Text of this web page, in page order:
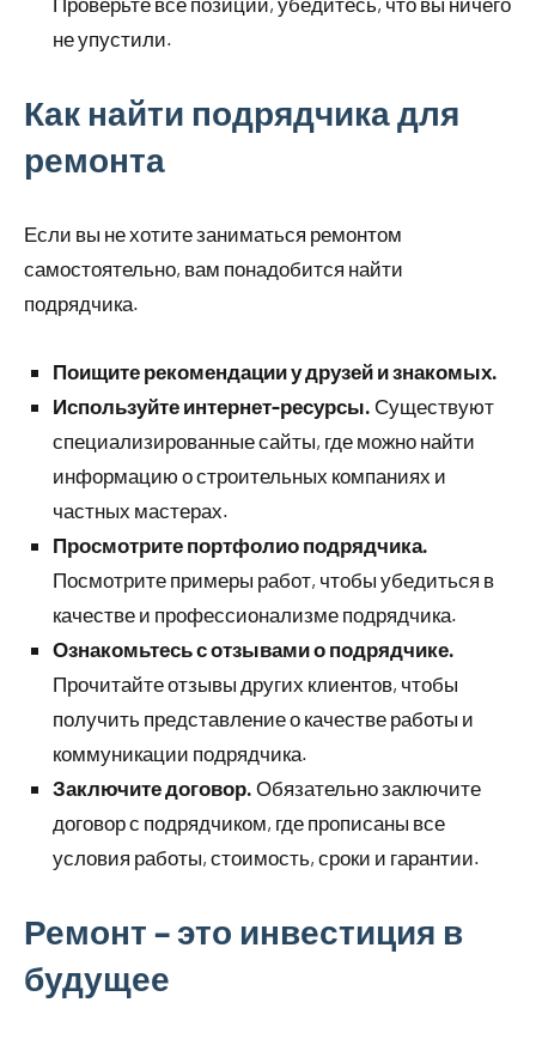
не упустили.
Как найти подрядчика для
ремонта
Если вы не хотите заниматься ремонтом
самостоятельно, вам понадобится найти
подрядчика.
Поищите рекомендации у друзей и знакомых.
Используйте интернет-ресурсы. Существуют
специализированные сайты, где можно найти
информацию о строительных компаниях и
частных мастерах.
Просмотрите портфолио подрядчика.
Посмотрите примеры работ, чтобы убедиться в
качестве и профессионализме подрядчика.
Ознакомьтесь с отзывами о подрядчике.
Прочитайте отзывы других клиентов, чтобы
получить представление о качестве работы и
коммуникации подрядчика.
Заключите договор. Обязательно заключите
договор с подрядчиком, где прописаны все
условия работы, стоимость, сроки и гарантии.
Ремонт – это инвестиция в
будущее